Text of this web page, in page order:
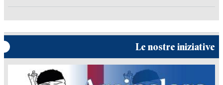
Le nostre iniziative